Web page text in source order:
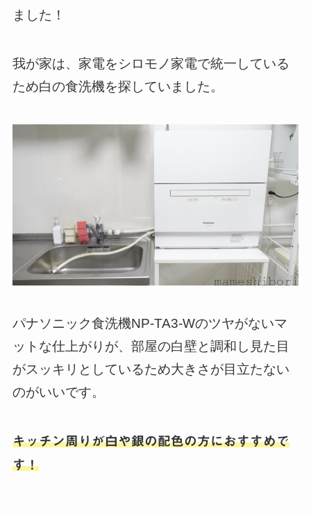
ました！
我が家は、家電をシロモノ家電で統一している
ため白の食洗機を探していました。
パナソニック食洗機NP-TA3-Wのツヤがないマ
ットな仕上がりが、部屋の白壁と調和し見た目
がスッキリとしているため大きさが目立たない
のがいいです。
キッチン周りが白や銀の配色の方におすすめで
す！